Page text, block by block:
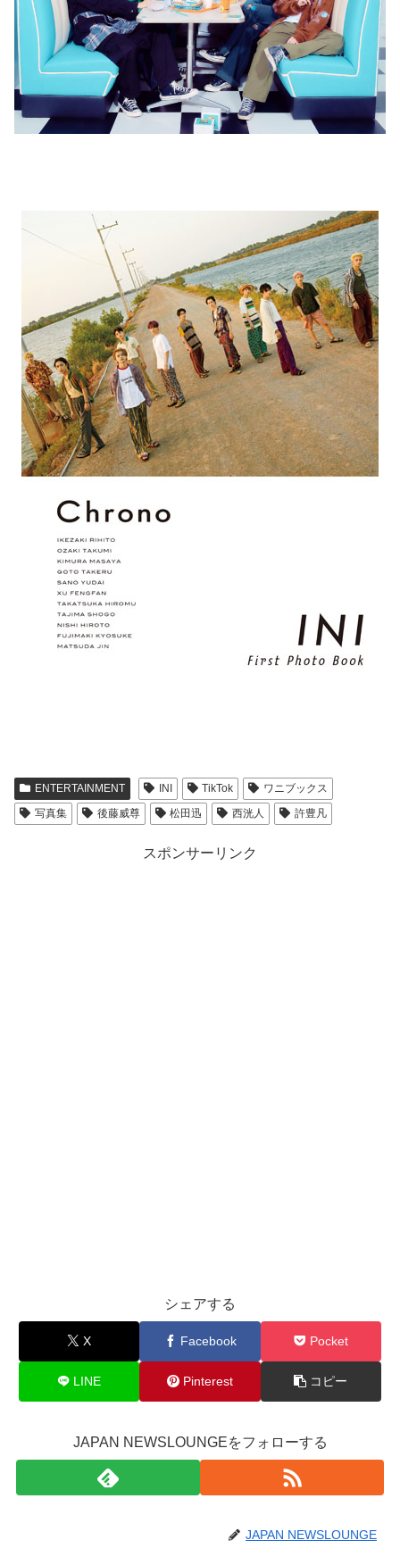
ENTERTAINMENT INI TikTok
ワニブックス
写真集
後藤威尊 松田迅 西洸人 許豊凡
スポンサーリンク
シェアする
X Facebook Pocket
LINE Pinterest コピー
JAPAN NEWSLOUNGEをフォローする
JAPAN NEWSLOUNGE